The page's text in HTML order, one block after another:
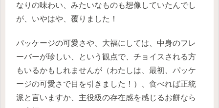
なりの味わい、みたいなものも想像していたんでし
が、いやはや、覆りました！
パッケージの可愛さや、大福にしては、中身のフレ
ーバーが珍しい、という観点で、チョイスされる方
もいるかもしれませんが（わたしは、最初、パッケ
ージの可愛さで目を引きました！）、食べれば正統
派と言いますか、主役級の存在感を感じるお餅なら